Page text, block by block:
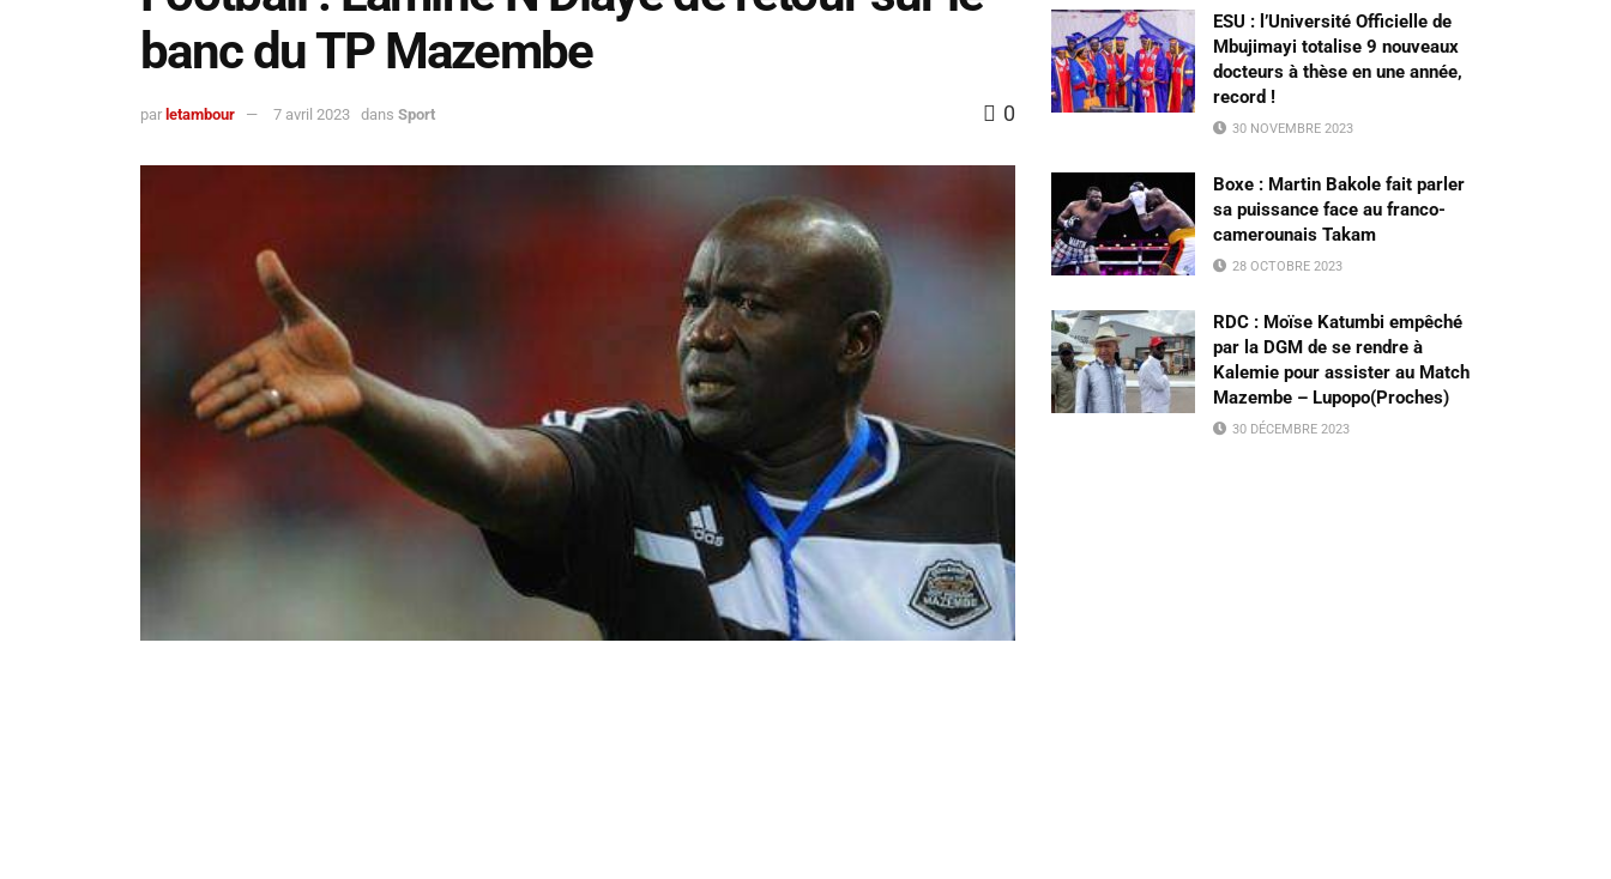
banc du TP Mazembe
par letambour 7 avril 2023 dans Sport 0
ESU : l’Université Officielle de
Mbujimayi totalise 9 nouveaux
docteurs à thèse en une année,
record !
30 NOVEMBRE 2023
Boxe : Martin Bakole fait parler
sa puissance face au franco-
camerounais Takam
28 OCTOBRE 2023
RDC : Moïse Katumbi empêché
par la DGM de se rendre à
Kalemie pour assister au Match
Mazembe – Lupopo(Proches)
30 DÉCEMBRE 2023